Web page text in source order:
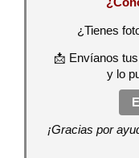
¿Tienes
📩 Envíanos
y lo
¡Gracias por